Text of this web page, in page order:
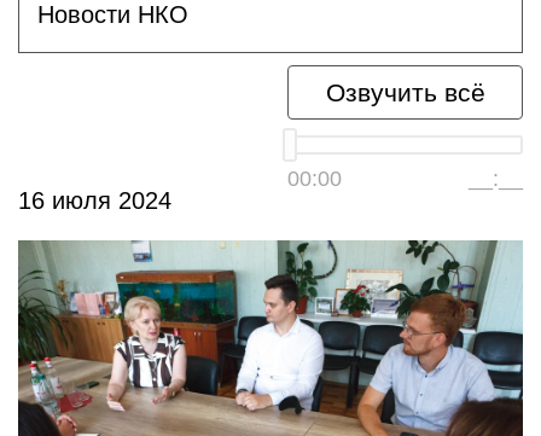
Новости НКО
Озвучить всё
00:00 __:__
16 июля 2024